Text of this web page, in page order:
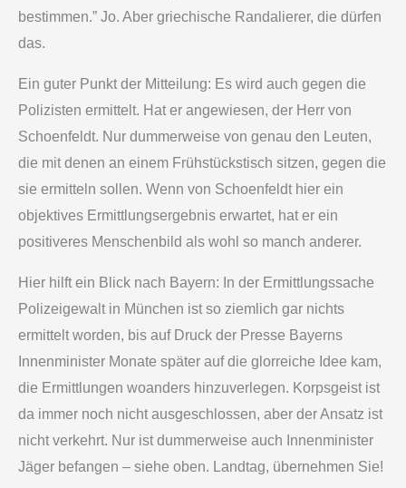
bestimmen.” Jo. Aber griechische Randalierer, die dürfen
das.
Ein guter Punkt der Mitteilung: Es wird auch gegen die
Polizisten ermittelt. Hat er angewiesen, der Herr von
Schoenfeldt. Nur dummerweise von genau den Leuten,
die mit denen an einem Frühstückstisch sitzen, gegen die
sie ermitteln sollen. Wenn von Schoenfeldt hier ein
objektives Ermittlungsergebnis erwartet, hat er ein
positiveres Menschenbild als wohl so manch anderer.
Hier hilft ein Blick nach Bayern: In der Ermittlungssache
Polizeigewalt in München ist so ziemlich gar nichts
ermittelt worden, bis auf Druck der Presse Bayerns
Innenminister Monate später auf die glorreiche Idee kam,
die Ermittlungen woanders hinzuverlegen. Korpsgeist ist
da immer noch nicht ausgeschlossen, aber der Ansatz ist
nicht verkehrt. Nur ist dummerweise auch Innenminister
Jäger befangen – siehe oben. Landtag, übernehmen Sie!